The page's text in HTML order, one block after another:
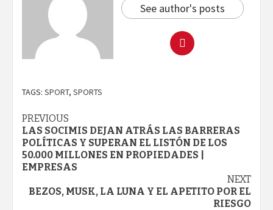
See author's posts
TAGS: SPORT, SPORTS
Continue
Reading
PREVIOUS
LAS SOCIMIS DEJAN ATRÁS LAS BARRERAS
POLÍTICAS Y SUPERAN EL LISTÓN DE LOS
50.000 MILLONES EN PROPIEDADES |
EMPRESAS
NEXT
BEZOS, MUSK, LA LUNA Y EL APETITO POR EL
RIESGO